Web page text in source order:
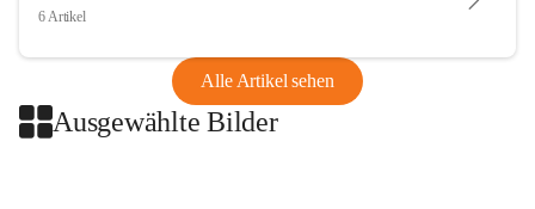
6 Artikel
Alle Artikel sehen
Ausgewählte Bilder